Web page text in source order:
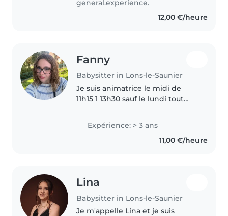
et en responsabilités tout..
general.experience.
12,00 €/heure
Fanny
Babysitter in Lons-le-Saunier
Je suis animatrice le midi de
11h15 1 13h30 sauf le lundi tout
17h30 ou des fois 18h30 J’ai un
bac service à la personne et un
cap service à la personne..
Expérience: > 3 ans
11,00 €/heure
Lina
Babysitter in Lons-le-Saunier
Je m'appelle Lina et je suis